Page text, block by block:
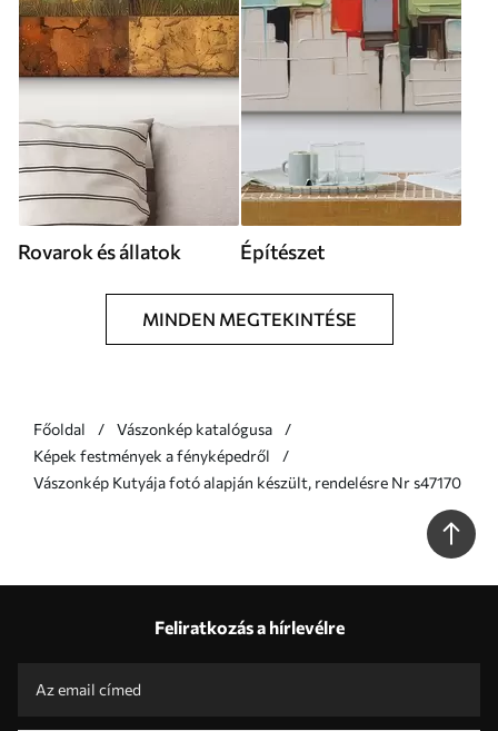
Rovarok és állatok Építészet
MINDEN MEGTEKINTÉSE
Főoldal
Vászonkép katalógusa
Képek festmények a fényképedről
Vászonkép Kutyája fotó alapján készült, rendelésre Nr s47170
Feliratkozás a hírlevélre